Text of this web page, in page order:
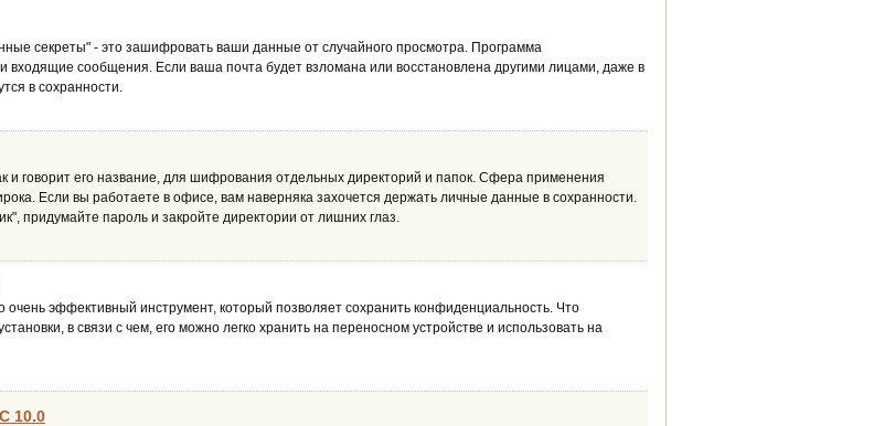
секреты" - это зашифровать ваши данные от случайного просмотра. Программа
входящие сообщения. Если ваша почта будет взломана или восстановлена другими лицами, даже в
в сохранности.
и говорит его название, для шифрования отдельных директорий и папок. Сфера применения
Если вы работаете в офисе, вам наверняка захочется держать личные данные в сохранности.
придумайте пароль и закройте директории от лишних глаз.
очень эффективный инструмент, который позволяет сохранить конфиденциальность. Что
в связи с чем, его можно легко хранить на переносном устройстве и использовать на
10.0